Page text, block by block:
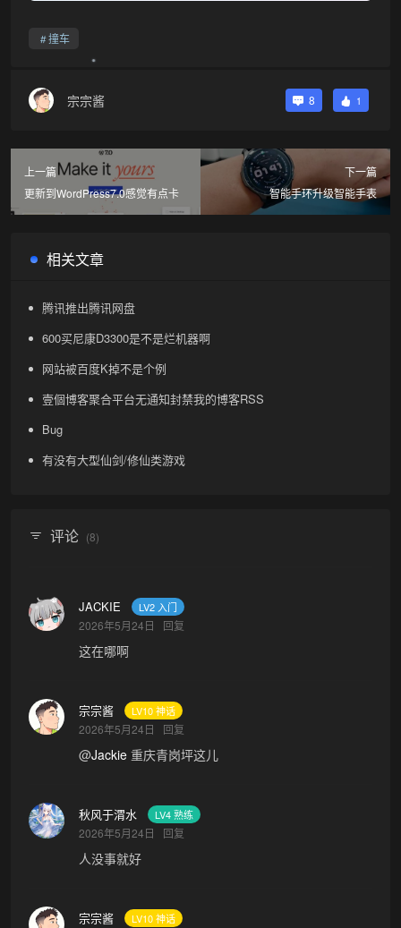
•
撞车
宗宗酱 8 1
上一篇
更新到WordPress7.0感觉有点卡
下一篇
智能手环升级智能手表
相关文章
腾讯推出腾讯网盘
600买尼康D3300是不是烂机器啊
网站被百度K掉不是个例
壹個博客聚合平台无通知封禁我的博客RSS
Bug
有没有大型仙剑/修仙类游戏
评论 (8)
JACKIE LV2 入门
2026年5月24日 回复
这在哪啊
宗宗酱 LV10 神话
2026年5月24日 回复
@Jackie 重庆青岗坪这儿
秋风于渭水 LV4 熟练
2026年5月24日 回复
人没事就好
宗宗酱 LV10 神话